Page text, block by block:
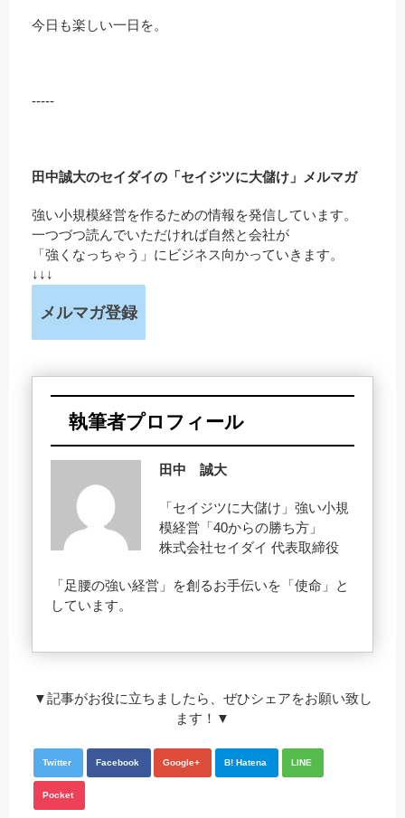
今日も楽しい一日を。
-----
田中誠大のセイダイの「セイジツに大儲け」メルマガ
強い小規模経営を作るための情報を発信しています。
一つづつ読んでいただければ自然と会社が
「強くなっちゃう」にビジネス向かっていきます。
↓↓↓
メルマガ登録
執筆者プロフィール
田中 誠大
「セイジツに大儲け」強い小規
模経営「40からの勝ち方」
株式会社セイダイ 代表取締役
「足腰の強い経営」を創るお手伝いを「使命」と
しています。
▼記事がお役に立ちましたら、ぜひシェアをお願い致し
ます！▼
Twitter Facebook Google+ B! Hatena LINE
Pocket